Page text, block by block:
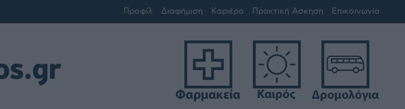
Προφίλ Διαφήμιση Καριέρα Πρακτική Άσκηση Επικοινωνία